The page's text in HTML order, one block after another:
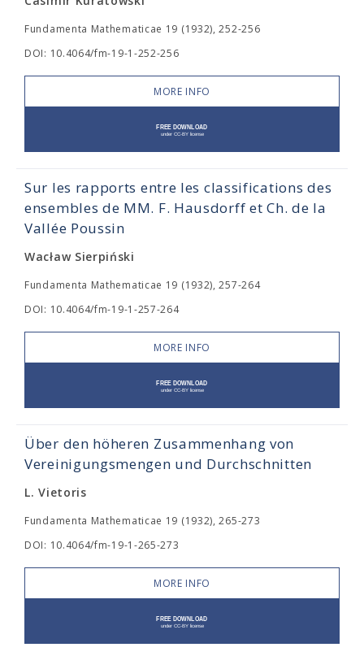
Fundamenta Mathematicae 19 (1932), 252-256
DOI: 10.4064/fm-19-1-252-256
MORE INFO
Sur les rapports entre les classifications des
ensembles de MM. F. Hausdorff et Ch. de la
Vallée Poussin
Wacław Sierpiński
Fundamenta Mathematicae 19 (1932), 257-264
DOI: 10.4064/fm-19-1-257-264
MORE INFO
Über den höheren Zusammenhang von
Vereinigungsmengen und Durchschnitten
L. Vietoris
Fundamenta Mathematicae 19 (1932), 265-273
DOI: 10.4064/fm-19-1-265-273
MORE INFO